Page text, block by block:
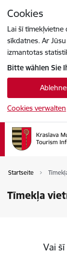
Cookies
Lai šī
sīkdatnes. Ar
izmantotas
Bitte wählen Sie
Cookies verwalten
Startseite
Tīmekļa
Vai